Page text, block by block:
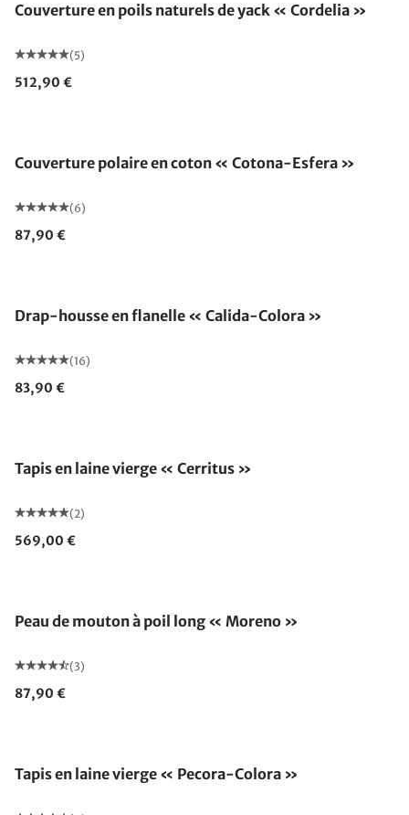
Couverture en poils naturels de yack « Cordelia »
(5)
512,90 €
Couverture polaire en coton « Cotona-Esfera »
(6)
87,90 €
Drap-housse en flanelle « Calida-Colora »
(16)
83,90 €
Tapis en laine vierge « Cerritus »
(2)
569,00 €
Peau de mouton à poil long « Moreno »
(3)
87,90 €
Tapis en laine vierge « Pecora-Colora »